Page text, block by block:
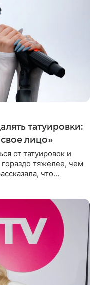
татуировки:
лицо»
от татуировок и
гораздо тяжелее, чем
что